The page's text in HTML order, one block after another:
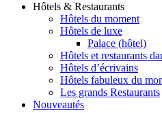
Hôtels & Restaurants
Hôtels du moment
Hôtels de luxe
Palace (hôtel)
Hôtels et restaurants
Hôtels d’écrivains
Hôtels fabuleux du
Les grands Restaurants
Nouveautés